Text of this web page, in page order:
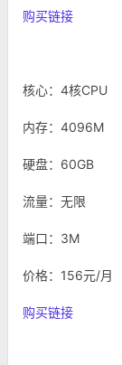
购买链接
核心：4核CPU
内存：4096M
硬盘：60GB
流量：无限
端口：3M
价格：156元/月
购买链接